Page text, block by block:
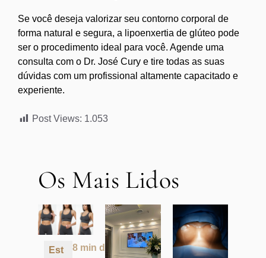
Se você deseja valorizar seu contorno corporal de
forma natural e segura, a lipoenxertia de glúteo pode
ser o procedimento ideal para você. Agende uma
consulta com o Dr. José Cury e tire todas as suas
dúvidas com um profissional altamente capacitado e
experiente.
Post Views: 1.053
Os Mais Lidos
Est
8 min de leitura